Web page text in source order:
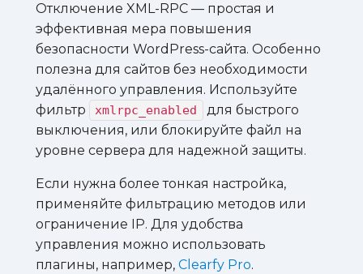
Отключение XML-RPC — простая и
эффективная мера повышения
безопасности WordPress-сайта. Особенно
полезна для сайтов без необходимости
удалённого управления. Используйте
фильтр
xmlrpc_enabled
для быстрого
выключения, или блокируйте файл на
уровне сервера для надежной защиты.
Если нужна более тонкая настройка,
применяйте фильтрацию методов или
ограничение IP. Для удобства
управления можно использовать
плагины, например, Clearfy Pro.